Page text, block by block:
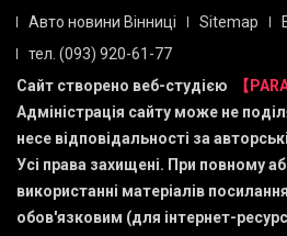
Авто новини Вінниці
Sitemap
тел. (093) 920-61-77
Сайт створено веб-студією
【
Адміністрація сайту може не
несе відповідальності за
Усі права захищені. При повному
використанні матеріалів
обов'язковим (для інтернет-